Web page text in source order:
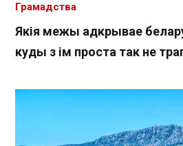
Якія межы адкрывае
куды з ім проста так не
Грамадства